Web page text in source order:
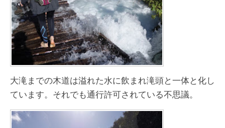
大滝までの木道は溢れた水に飲まれ滝頭と一体と化し
ています。それでも通行許可されている不思議。